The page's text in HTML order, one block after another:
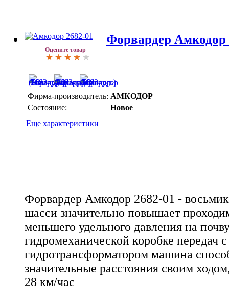
Оцените товар
Форвардер Амкодор
Фирма-производитель: АМКОДОР
Состояние:
Новое
Еще характеристики
Форвардер Амкодор 2682-01 -
шасси значительно повышает
меньшего удельного давления на
гидромеханической коробке передач с
гидротрансформатором машина
значительные расстояния своим
28 км/час